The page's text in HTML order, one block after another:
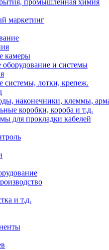
промышленная химия
маркетинг
камеры
оборудование и системы
системы, лотки, крепеж.
наконечники, клеммы,
коробки, короба и т.д.
для прокладки кабелей
и т.д.